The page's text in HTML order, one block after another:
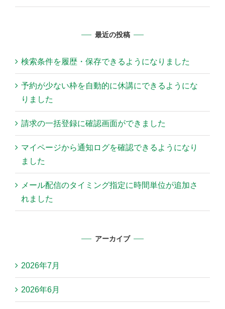
最近の投稿
検索条件を履歴・保存できるようになりました
予約が少ない枠を自動的に休講にできるようにな
りました
請求の一括登録に確認画面ができました
マイページから通知ログを確認できるようになり
ました
メール配信のタイミング指定に時間単位が追加さ
れました
アーカイブ
2026年7月
2026年6月